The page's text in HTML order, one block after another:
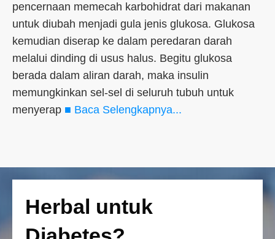
pencernaan memecah karbohidrat dari makanan
untuk diubah menjadi gula jenis glukosa. Glukosa
kemudian diserap ke dalam peredaran darah
melalui dinding di usus halus. Begitu glukosa
berada dalam aliran darah, maka insulin
memungkinkan sel-sel di seluruh tubuh untuk
menyerap ■ Baca Selengkapnya...
Herbal untuk